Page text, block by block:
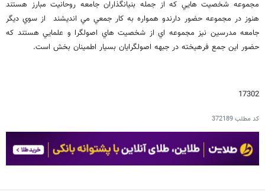
مجموعه شخصيت هايي که از جمله بنيانگذاران جامعه روحانيت مبارز هستند
هنوز در مجموعه حضور دارندو همواره به کار جمعي مي انديشند از سوي ديگر
جامعه مدرسين نيز مجموعه اي از شخصيت هاي اصولگرا و علمايي هستند که
حضور اين جمع فرهيخته در جبهه اصولگرايان بسيار اطمينان بخش است.
17302
کد مطلب372189